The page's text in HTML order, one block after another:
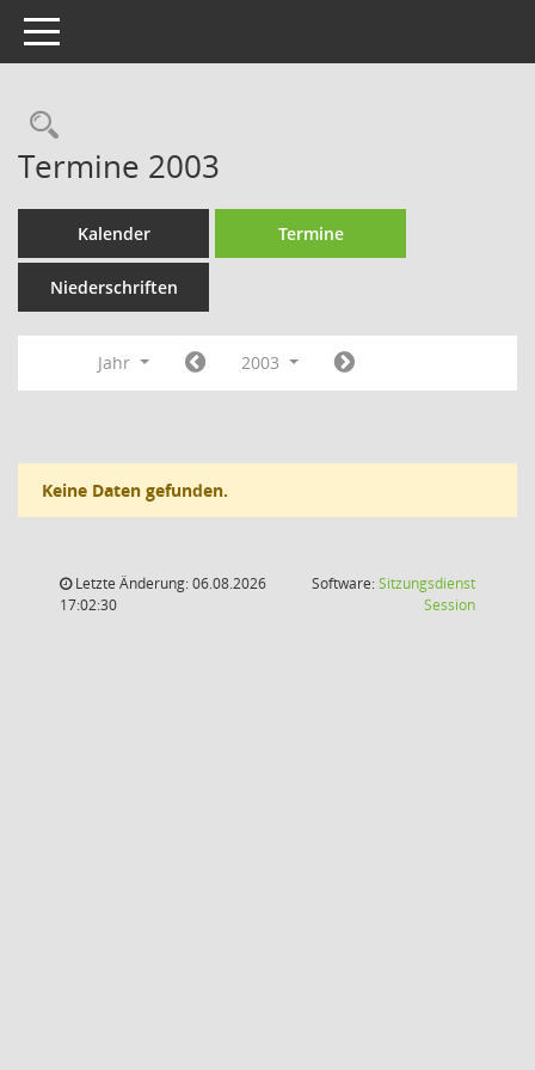
Toggle navigation
Rechercheauswahl
Termine 2003
Kalender Termine
Niederschriften
Jahr 2003
Keine Daten gefunden.
Letzte Änderung: 06.08.2026
17:02:30
Software:Sitzungsdienst
Session(Wird in